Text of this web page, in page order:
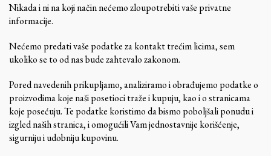
Nikada i ni na koji način nećemo zloupotrebiti vaše privatne
informacije.
Nećemo predati vaše podatke za kontakt trećim licima, sem
ukoliko se to od nas bude zahtevalo zakonom.
Pored navedenih prikupljamo, analiziramo i obrađujemo podatke o
proizvodima koje naši posetioci traže i kupuju, kao i o stranicama
koje posećuju. Te podatke koristimo da bismo poboljšali ponudu i
izgled naših stranica, i omogućili Vam jednostavnije korišćenje,
sigurniju i udobniju kupovinu.